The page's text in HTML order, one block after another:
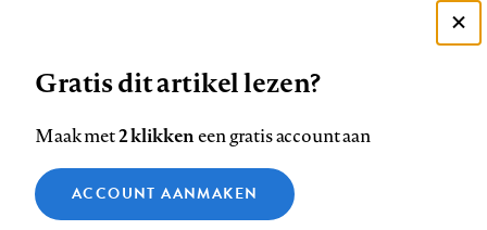
op
Facebook
op
LinkedIn
op
Bluesky
ons
op
InstagramYouTube
Footer
Contact Colofon Disclaimer Privacy
Medische vragen verdienen
Zie onze cookie policy
Analytische cookies
Gratis dit artikel lezen?
Maak met2 klikkeneen gratis account aan
ACCOUNT AANMAKEN